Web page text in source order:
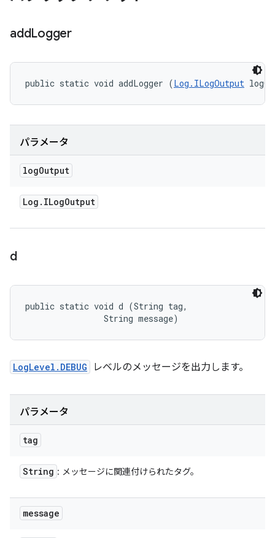
addLogger
public static void addLogger (Log.ILogOutput
パラメータ
logOutput
Log . ILogOutput
d
public static void d (String tag,
                String message)
LogLevel.DEBUG レベルのメッセージを出力します。
パラメータ
tag
String : メッセージに関連付けられたタグ。
message